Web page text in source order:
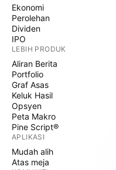
Ekonomi
Perolehan
Dividen
IPO
LEBIH PRODUK
Aliran Berita
Portfolio
Graf Asas
Keluk Hasil
Opsyen
Peta Makro
Pine Script®
APLIKASI
Mudah alih
Atas meja